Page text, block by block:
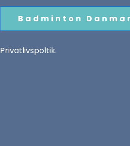
Badminton
Privatlivspoltik.